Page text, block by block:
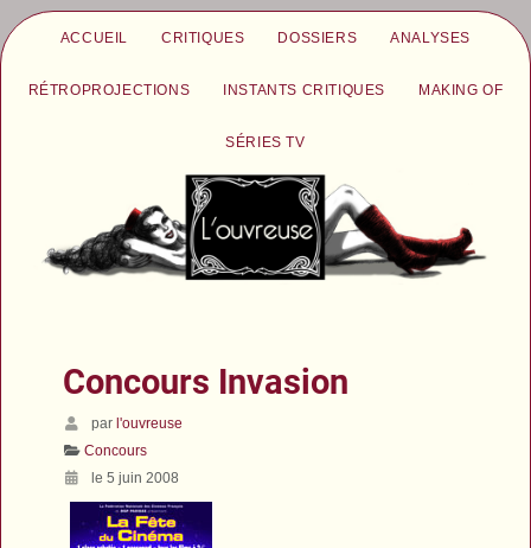
ACCUEIL CRITIQUES DOSSIERS ANALYSES
RÉTROPROJECTIONS INSTANTS CRITIQUES MAKING OF
SÉRIES TV
Concours Invasion
parl'ouvreuse
Concours
le 5 juin 2008